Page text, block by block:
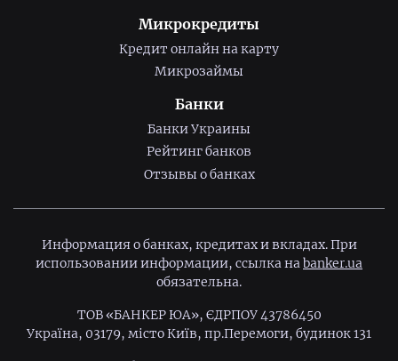
Микрокредиты
Кредит онлайн на карту
Микрозаймы
Банки
Банки Украины
Рейтинг банков
Отзывы о банках
Информация о банках, кредитах и вкладах. При
использовании информации, ссылка на banker.ua
обязательна.
ТОВ «БАНКЕР ЮА», ЄДРПОУ 43786450
Україна, 03179, місто Київ, пр.Перемоги, будинок 131